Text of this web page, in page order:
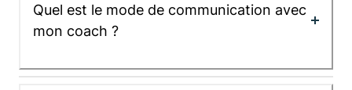
Quel est le mode de communication avec
mon coach ?